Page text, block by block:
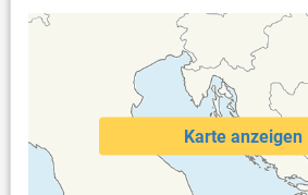
Karte anzeigen